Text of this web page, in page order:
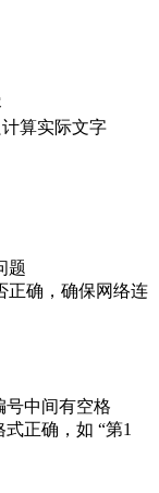
算实际文字
题
正确，确保网络连
号中间有空格
正确，如 “第1